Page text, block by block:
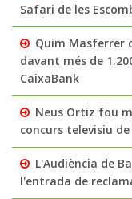
Safari de les
Quim Masferrer
davant més de
CaixaBank
Neus Ortiz fou
concurs televisiu de
L'Audiència de
l'entrada de